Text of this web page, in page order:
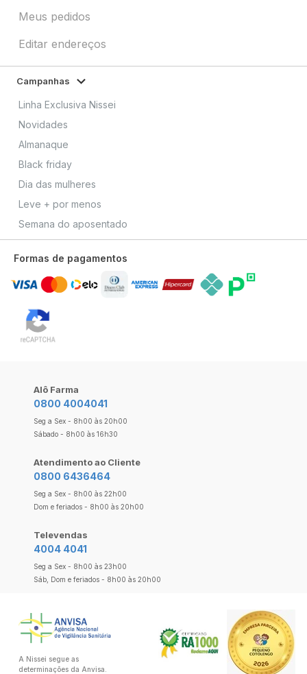
Meus pedidos
Editar endereços
Campanhas
Linha Exclusiva Nissei
Novidades
Almanaque
Black friday
Dia das mulheres
Leve + por menos
Semana do aposentado
Formas de pagamentos
Alô Farma
0800 4004041
Seg a Sex - 8h00 às 20h00
Sábado - 8h00 às 16h30
Atendimento ao Cliente
0800 6436464
Seg a Sex - 8h00 às 22h00
Dom e feriados - 8h00 às 20h00
Televendas
4004 4041
Seg a Sex - 8h00 às 23h00
Sáb, Dom e feriados - 8h00 às 20h00
A Nissei segue as
determinações da Anvisa.